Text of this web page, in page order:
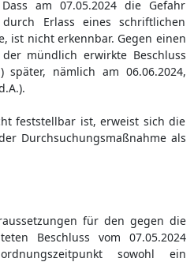
am 07.05.2024 die Gefahr
Erlass eines schriftlichen
ist nicht erkennbar. Gegen einen
mündlich erwirkte Beschluss
nämlich am 06.06.2024,
feststellbar ist, erweist sich die
Durchsuchungsmaßnahme als
für den gegen die
Beschluss vom 07.05.2024
sowohl ein